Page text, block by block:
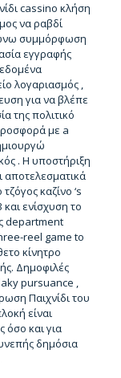
cassino κλήση
να ραβδί
συμμόρφωση
εγγραφής
λογαριασμός ,
για να βλέπε
της πολιτικό
με a
. Η υποστήριξη
καζίνο ‘s
ενίσχυση το
department
reel game to
κίνητρο
Δημοφιλές
pursuance ,
Παιχνίδι του
είναι
όσο και για
δημόσια